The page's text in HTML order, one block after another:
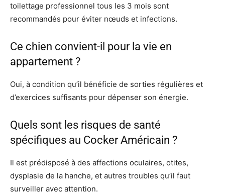
toilettage professionnel tous les 3 mois sont
recommandés pour éviter nœuds et infections.
Ce chien convient-il pour la vie en
appartement ?
Oui, à condition qu’il bénéficie de sorties régulières et
d’exercices suffisants pour dépenser son énergie.
Quels sont les risques de santé
spécifiques au Cocker Américain ?
Il est prédisposé à des affections oculaires, otites,
dysplasie de la hanche, et autres troubles qu’il faut
surveiller avec attention.